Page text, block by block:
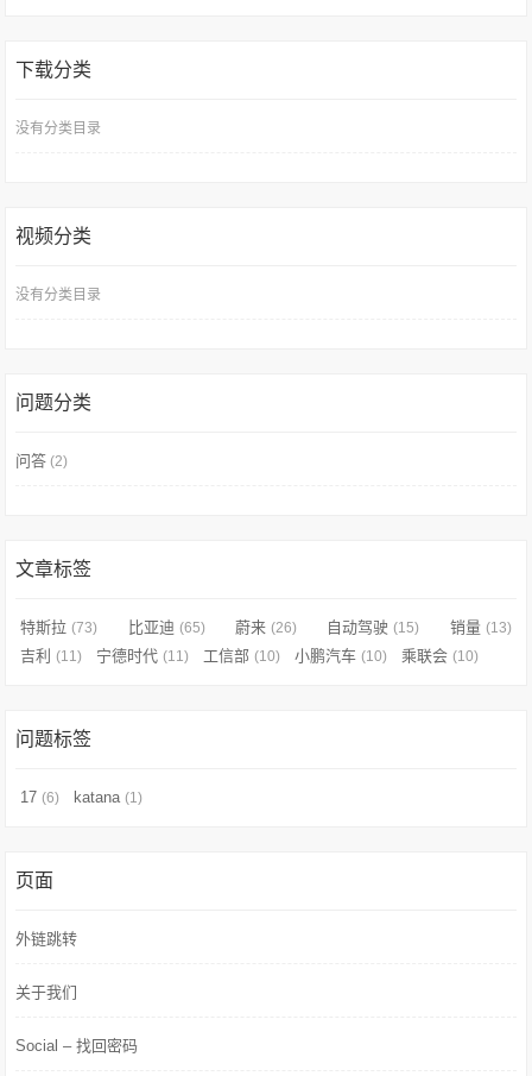
下载分类
没有分类目录
视频分类
没有分类目录
问题分类
问答 (2)
文章标签
特斯拉 (73) 比亚迪 (65) 蔚来 (26) 自动驾驶 (15) 销量 (13)
吉利 (11) 宁德时代 (11) 工信部 (10) 小鹏汽车 (10) 乘联会 (10)
问题标签
17 (6) katana (1)
页面
外链跳转
关于我们
Social – 找回密码